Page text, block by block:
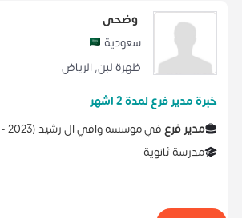
وضحى
سعودية
ظهرة لبن, الرياض
خبرة مدير فرع لمدة 2 اشهر
مدير فرعفيموسسه وافي ال رشید(
2023 -
مدرسة ثانوية